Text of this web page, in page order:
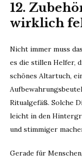
12.
wirklich
Nicht immer muss
es die stillen Helfer,
schönes Altartuch,
Ritualgefäß. Solche
leicht in den
und stimmiger
Gerade für